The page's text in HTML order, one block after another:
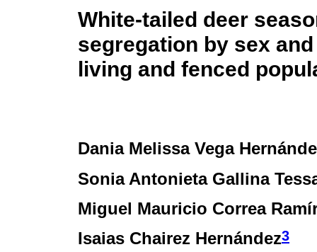
White-tailed deer
segregation by sex
living and fenced
Dania Melissa Vega
Sonia Antonieta Gallina
Miguel Mauricio Correa
Isaias Chairez Hernández3